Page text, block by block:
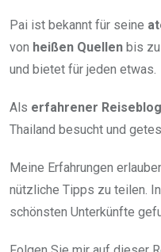
Pai ist bekannt für seine
von heißen Quellen bis zu
und bietet für jeden etwas.
Als erfahrener
Thailand besucht und
Meine Erfahrungen
nützliche Tipps zu teilen.
schönsten Unterkünfte